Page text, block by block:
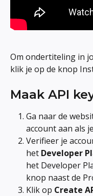
Om ondertiteling in
klik je op de knop
Maak API
Ga naar de
account aan als
Verifieer je
het Developer
het Developer
knop naast de
Klik op Create